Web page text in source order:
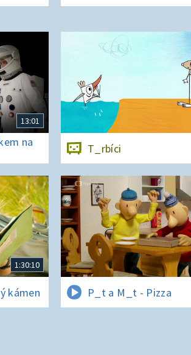
13:01
na
T_rbíci
1:30:10
kámen P_t a M_t - Pizza